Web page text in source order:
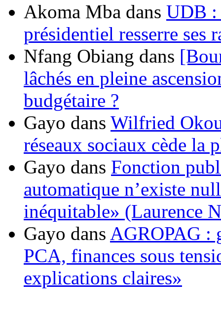
Akoma Mba dans UDB :
présidentiel resserre ses
Nfang Obiang dans
lâchés en pleine
budgétaire ?
Gayo dans Wilfried
réseaux sociaux cède la
Gayo dans Fonction
automatique n’existe
inéquitable» (Laurence
Gayo dans AGROPAG :
PCA, finances sous
explications claires»